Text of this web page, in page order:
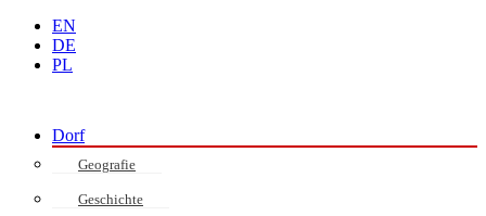
EN
DE
PL
Dorf
Geografie
Geschichte